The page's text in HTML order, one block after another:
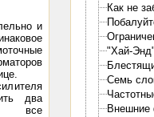
и
два
все
Как не
"Хай-
Семь
Внешние